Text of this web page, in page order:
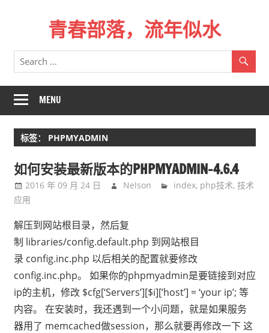
青春部落，流年似水
青
春
一
场
远
行，
记
不
起
来
时
的
路。
MENU
标签： PHPMYADMIN
如何安装最新版本的PHPMYADMIN-4.6.4
2016 年 09 月 24 日 Nelson index, php技术,技术
应用
解压到网站根目录，然后复
制 libraries/config.default.php 到网站根目
录 config.inc.php 以后相关的配置就要修改
config.inc.php。 如果你的phpmyadmin是要链接到对应
ip的主机，修改 $cfg[‘Servers’][$i][‘host’] = ‘your ip’; 等
内容。 在安装时，我还遇到一个小问题，就是如果服务
器用了 memcached做session，那么就要再修改一下 这